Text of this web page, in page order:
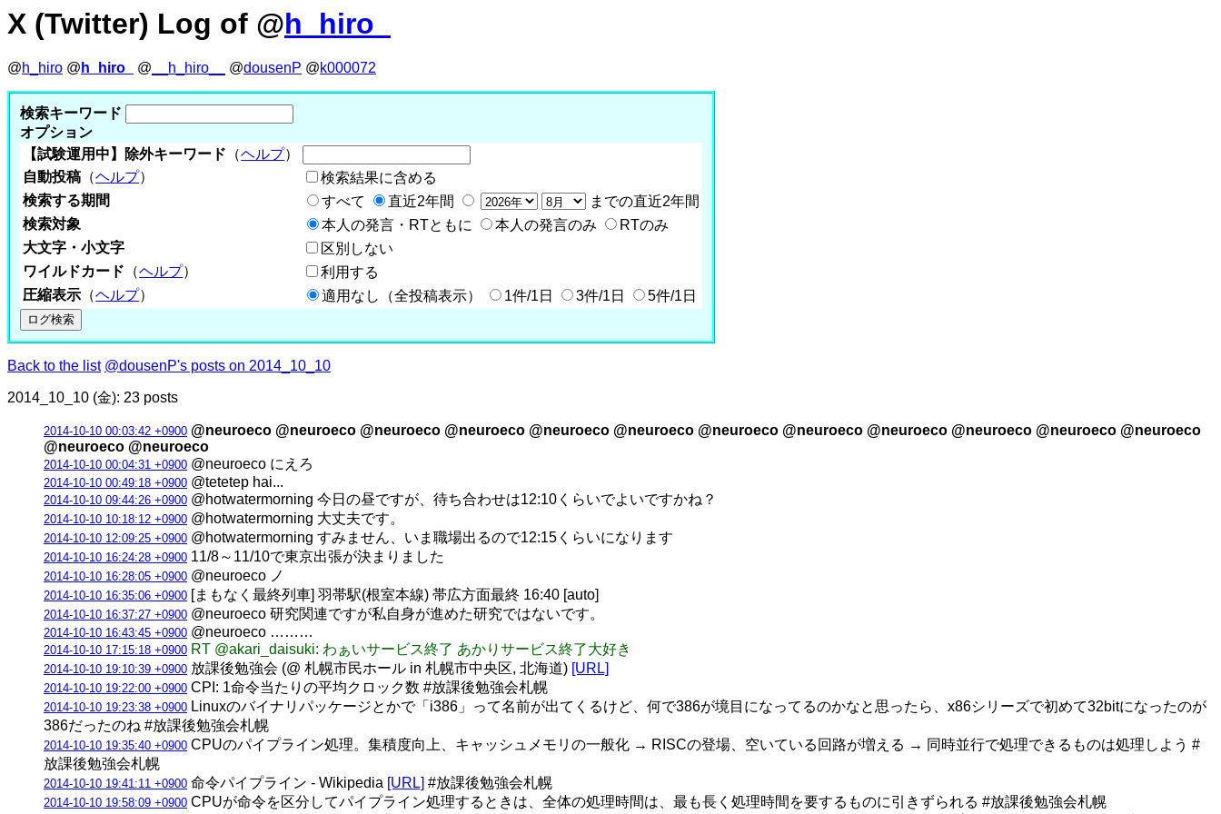
X (Twitter) Log of @h_hiro_
@h_hiro @ h_hiro_ @ __h_hiro__ @dousenP @k000072
検索キーワード
オプション
【試験運用中】除外キーワード （ヘルプ）
自動投稿 （ヘルプ）
検索結果に含める
検索する期間
すべて 直近2年間
までの直近2年間
検索対象
本人の発言・RTともに 本人の発言のみ
RTのみ
大文字・小文字
区別しない
ワイルドカード （ヘルプ）
利用する
圧縮表示 （ヘルプ） 適用なし（全投稿表示） 1件/1日 3件/1日 5件/1日
Back to the list @dousenP's posts on 2014_10_10
2014_10_10 (金): 23 posts
2014-10-10 00:03:42 +0900 @neuroeco @neuroeco @neuroeco @neuroeco @neuroeco @neuroeco @neuroeco @neuroeco @neuroeco @neuroeco @neuroeco @neuroeco
@neuroeco @neuroeco
2014-10-10 00:04:31 +0900 @neuroeco にえろ
2014-10-10 00:49:18 +0900 @tetetep hai...
2014-10-10 09:44:26 +0900 @hotwatermorning 今日の昼ですが、待ち合わせは12:10くらいでよいですかね？
2014-10-10 10:18:12 +0900 @hotwatermorning 大丈夫です。
2014-10-10 12:09:25 +0900 @hotwatermorning すみません、いま職場出るので12:15くらいになります
2014-10-10 16:24:28 +0900 11/8～11/10で東京出張が決まりました
2014-10-10 16:28:05 +0900 @neuroeco ノ
2014-10-10 16:35:06 +0900 [まもなく最終列車] 羽帯駅(根室本線) 帯広方面最終 16:40 [auto]
2014-10-10 16:37:27 +0900 @neuroeco 研究関連ですが私自身が進めた研究ではないです。
2014-10-10 16:43:45 +0900 @neuroeco ………
2014-10-10 17:15:18 +0900 RT @akari_daisuki: わぁいサービス終了 あかりサービス終了大好き
2014-10-10 19:10:39 +0900 放課後勉強会 (@ 札幌市民ホール in 札幌市中央区, 北海道) [URL]
2014-10-10 19:22:00 +0900 CPI: 1命令当たりの平均クロック数 #放課後勉強会札幌
2014-10-10 19:23:38 +0900 Linuxのバイナリパッケージとかで「i386」って名前が出てくるけど、何で386が境目になってるのかなと思ったら、x86シリーズで初めて32bitになったのが
386だったのね #放課後勉強会札幌
2014-10-10 19:35:40 +0900 CPUのパイプライン処理。集積度向上、キャッシュメモリの一般化 → RISCの登場、空いている回路が増える → 同時並行で処理できるものは処理しよう #
放課後勉強会札幌
2014-10-10 19:41:11 +0900 命令パイプライン - Wikipedia [URL] #放課後勉強会札幌
2014-10-10 19:58:09 +0900 CPUが命令を区分してパイプライン処理するときは、全体の処理時間は、最も長く処理時間を要するものに引きずられる #放課後勉強会札幌